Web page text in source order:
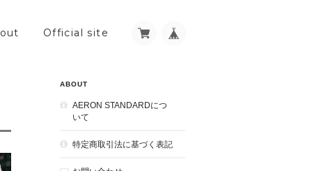
Official site
ABOUT
AERON STANDARDにつ
いて
特定商取引法に基づく表記